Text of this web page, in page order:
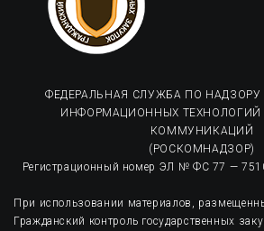
ФЕДЕРАЛЬНАЯ СЛУЖБА ПО НАДЗОРУ
ИНФОРМАЦИОННЫХ
КОММУНИКАЦИЙ
(РОСКОМНАДЗОР)
Регистрационный номер ЭЛ № ФС 77 —
При использовании материалов,
Гражданский контроль государственных